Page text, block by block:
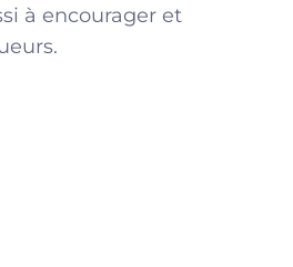
à encourager et